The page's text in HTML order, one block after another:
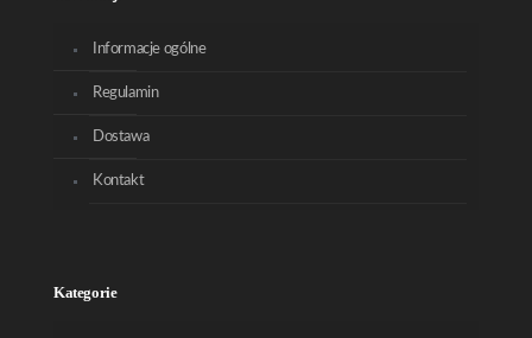
Informacje ogólne
Regulamin
Dostawa
Kontakt
Kategorie